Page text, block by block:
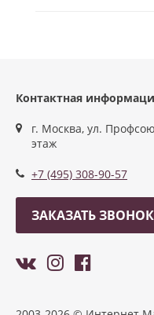
Контактная
г. Москва, ул.
этаж
+7 (495) 308-90-57
ЗАКАЗАТЬ ЗВОНОК